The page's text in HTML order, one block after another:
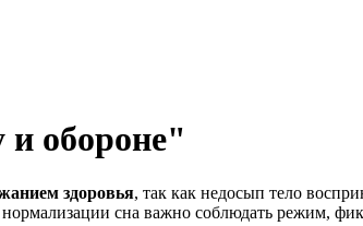
обороне"
здоровья, так как недосып тело
сна важно соблюдать режим,